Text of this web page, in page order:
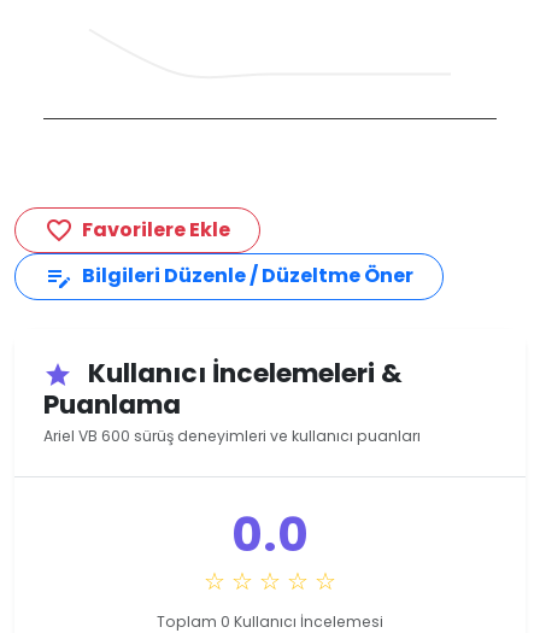
favorite_border Favorilere Ekle
edit_note Bilgileri Düzenle / Düzeltme Öner
star
Kullanıcı İncelemeleri &
Puanlama
Ariel VB 600 sürüş deneyimleri ve kullanıcı puanları
0.0
☆ ☆ ☆ ☆ ☆
Toplam 0 Kullanıcı İncelemesi